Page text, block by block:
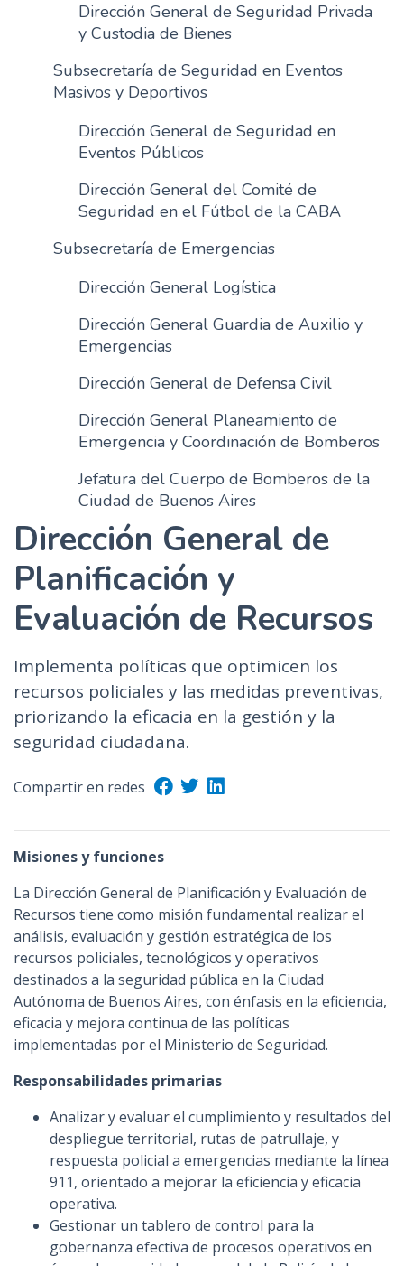
Dirección General de Seguridad Privada
y Custodia de Bienes
Subsecretaría de Seguridad en Eventos
Masivos y Deportivos
Dirección General de Seguridad en
Eventos Públicos
Dirección General del Comité de
Seguridad en el Fútbol de la CABA
Subsecretaría de Emergencias
Dirección General Logística
Dirección General Guardia de Auxilio y
Emergencias
Dirección General de Defensa Civil
Dirección General Planeamiento de
Emergencia y Coordinación de Bomberos
Jefatura del Cuerpo de Bomberos de la
Ciudad de Buenos Aires
Dirección General de
Planificación y
Evaluación de Recursos
Implementa políticas que optimicen los
recursos policiales y las medidas preventivas,
priorizando la eficacia en la gestión y la
seguridad ciudadana.
Compartir en redes
Misiones y funciones
La Dirección General de Planificación y Evaluación de
Recursos tiene como misión fundamental realizar el
análisis, evaluación y gestión estratégica de los
recursos policiales, tecnológicos y operativos
destinados a la seguridad pública en la Ciudad
Autónoma de Buenos Aires, con énfasis en la eficiencia,
eficacia y mejora continua de las políticas
implementadas por el Ministerio de Seguridad.
Responsabilidades primarias
Analizar y evaluar el cumplimiento y resultados del
despliegue territorial, rutas de patrullaje, y
respuesta policial a emergencias mediante la línea
911, orientado a mejorar la eficiencia y eficacia
operativa.
Gestionar un tablero de control para la
gobernanza efectiva de procesos operativos en